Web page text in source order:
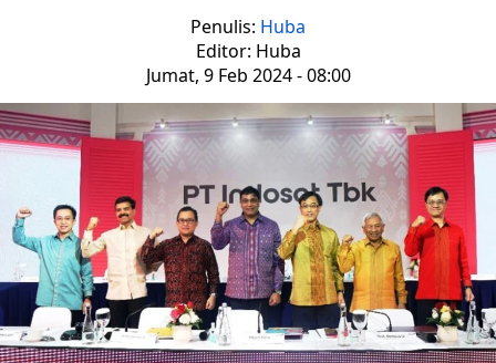
Penulis: Huba
Editor: Huba
Jumat, 9 Feb 2024 - 08:00